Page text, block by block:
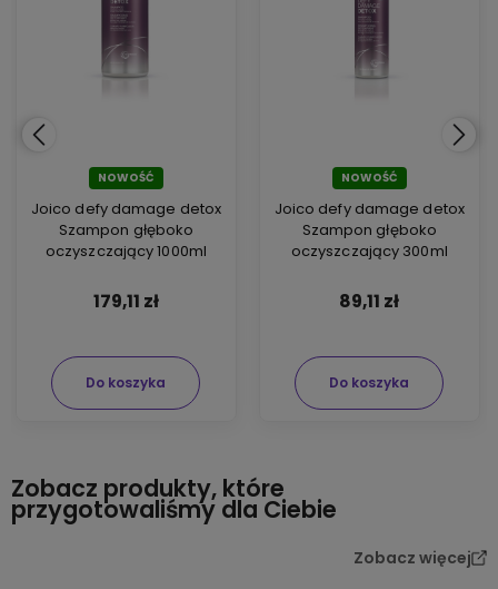
NOWOŚĆ
Joico defy damage detox
Szampon głęboko
oczyszczający 1000ml
179,11 zł
Do koszyka
NOWOŚĆ
Joico defy damage detox
Szampon głęboko
oczyszczający 300ml
89,11 zł
Do koszyka
Zobacz produkty, które
przygotowaliśmy dla Ciebie
Zobacz więcej